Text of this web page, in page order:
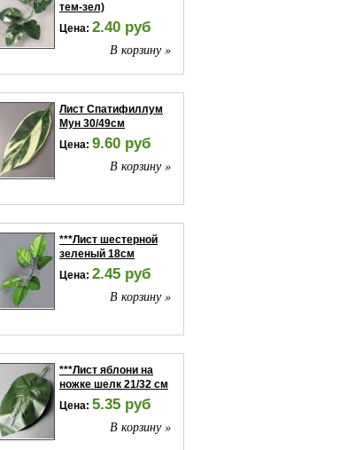
тем-зел)
Цена: 2.40 руб
В корзину »
Лист Спатифиллум
Мун 30/49см
Цена: 9.60 руб
В корзину »
***Лист шестерной
зеленый 18см
Цена: 2.45 руб
В корзину »
***Лист яблони на
ножке шелк 21/32 см
Цена: 5.35 руб
В корзину »